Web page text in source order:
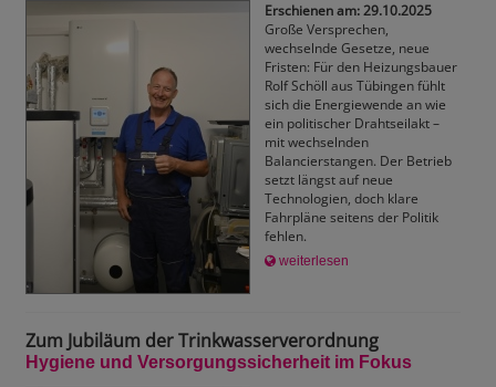
Erschienen am: 29.10.2025
Große Versprechen,
wechselnde Gesetze, neue
Fristen: Für den Heizungsbauer
Rolf Schöll aus Tübingen fühlt
sich die Energiewende an wie
ein politischer Drahtseilakt –
mit wechselnden
Balancierstangen. Der Betrieb
setzt längst auf neue
Technologien, doch klare
Fahrpläne seitens der Politik
fehlen.
weiterlesen
Zum Jubiläum der Trinkwasserverordnung
Hygiene und Versorgungssicherheit im Fokus